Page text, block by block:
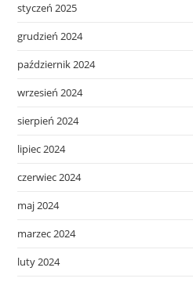
styczeń 2025
grudzień 2024
październik 2024
wrzesień 2024
sierpień 2024
lipiec 2024
czerwiec 2024
maj 2024
marzec 2024
luty 2024